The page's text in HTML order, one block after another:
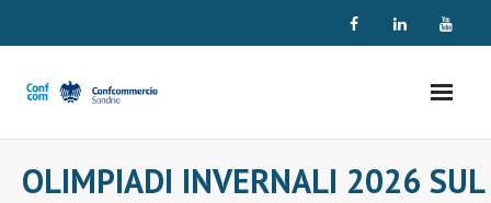
OLIMPIADI INVERNALI 2026 SUL